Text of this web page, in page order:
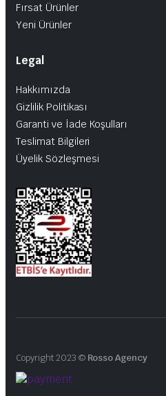
Fırsat Ürünler
Yeni Ürünler
Legal
Hakkımızda
Gizlilik Politikası
Garanti ve İade Koşulları
Teslimat Bilgileri
Üyelik Sözleşmesi
Copyright 2023 © Rosso Agency